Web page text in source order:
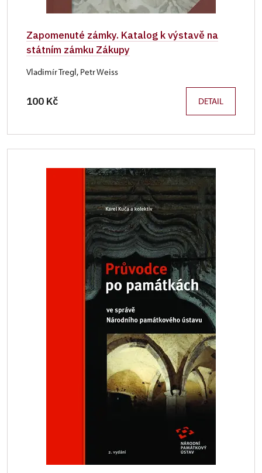
Zapomenuté zámky. Katalog k výstavě na
státním zámku Zákupy
Vladimír Tregl, Petr Weiss
100 Kč DETAIL